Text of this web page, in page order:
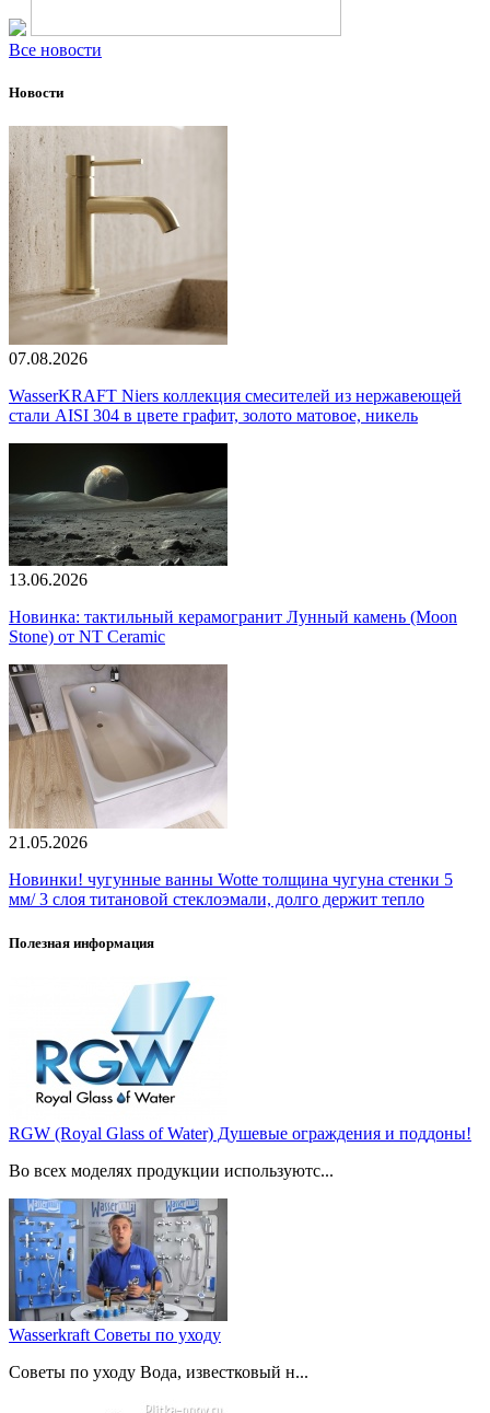
Все новости
Новости
07.08.2026
WasserKRAFT Niers коллекция смесителей из нержавеющей
стали AISI 304 в цвете графит, золото матовое, никель
13.06.2026
Новинка: тактильный керамогранит Лунный камень (Moon
Stone) от NT Ceramic
21.05.2026
Новинки! чугунные ванны Wotte толщина чугуна стенки 5
мм/ 3 слоя титановой стеклоэмали, долго держит тепло
Полезная информация
RGW (Royal Glass of Water) Душевые ограждения и поддоны!
Во всех моделях продукции используютс...
Wasserkraft Советы по уходу
Советы по уходу Вода, известковый н...